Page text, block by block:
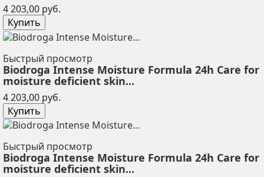
4 203,00 руб.
Купить
Быстрый просмотр
Biodroga Intense Moisture Formula 24h Care for
moisture deficient skin...
4 203,00 руб.
Купить
Быстрый просмотр
Biodroga Intense Moisture Formula 24h Care for
moisture deficient skin...